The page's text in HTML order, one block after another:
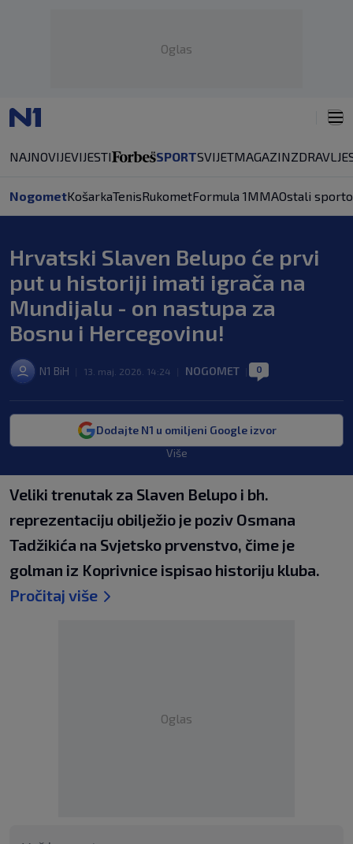
Oglas
NAJNOVIJEVIJESTI SPORTSVIJETMAGAZINZDRAVLJE
NogometKošarkaTenisRukometFormula 1MMAOstali
Hrvatski Slaven Belupo će prvi
put u historiji imati igrača na
Mundijalu - on nastupa za
Bosnu i Hercegovinu!
N1 BiH 13. maj. 2026. 14:24 NOGOMET 0
Dodajte N1 u omiljeni Google izvor
Više
Veliki trenutak za Slaven Belupo i bh.
reprezentaciju obilježio je poziv Osmana
Tadžikića na Svjetsko prvenstvo, čime je
golman iz Koprivnice ispisao historiju kluba.
Pročitaj više
Oglas